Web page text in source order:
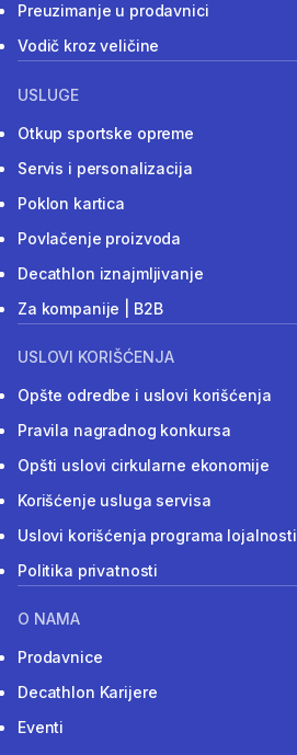
Preuzimanje u prodavnici
Vodič kroz veličine
USLUGE
Otkup sportske opreme
Servis i personalizacija
Poklon kartica
Povlačenje proizvoda
Decathlon iznajmljivanje
Za kompanije | B2B
USLOVI KORIŠĆENJA
Opšte odredbe i uslovi korišćenja
Pravila nagradnog konkursa
Opšti uslovi cirkularne ekonomije
Korišćenje usluga servisa
Uslovi korišćenja programa lojalnosti
Politika privatnosti
O NAMA
Prodavnice
Decathlon Karijere
Eventi